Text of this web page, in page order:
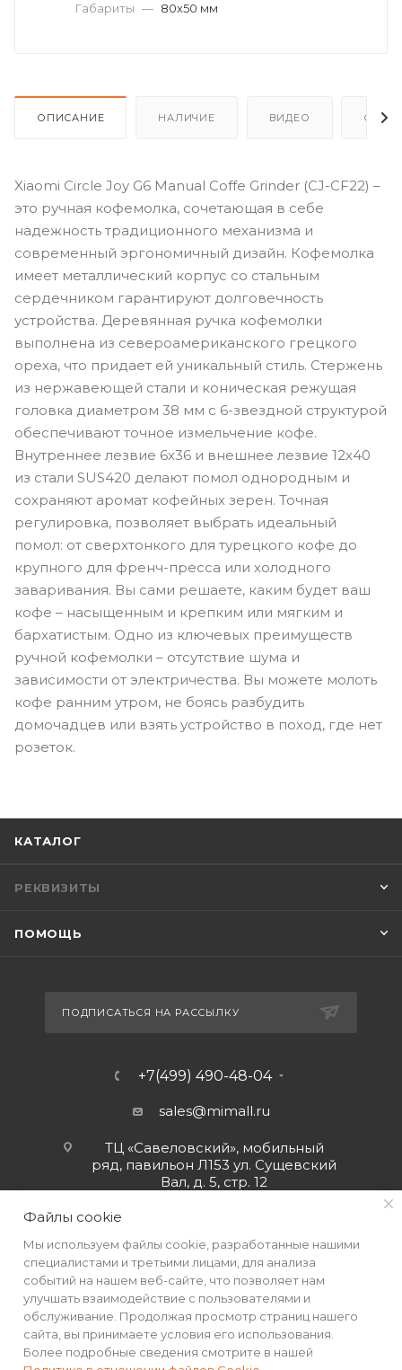
Габариты — 80х50 мм
ОПИСАНИЕ НАЛИЧИЕ ВИДЕО
Xiaomi Circle Joy G6 Manual Coffe Grinder (CJ-CF22) –
это ручная кофемолка, сочетающая в себе
надежность традиционного механизма и
современный эргономичный дизайн. Кофемолка
имеет металлический корпус со стальным
сердечником гарантируют долговечность
устройства. Деревянная ручка кофемолки
выполнена из североамериканского грецкого
ореха, что придает ей уникальный стиль. Стержень
из нержавеющей стали и коническая режущая
головка диаметром 38 мм с 6-звездной структурой
обеспечивают точное измельчение кофе.
Внутреннее лезвие 6х36 и внешнее лезвие 12х40
из стали SUS420 делают помол однородным и
сохраняют аромат кофейных зерен. Точная
регулировка, позволяет выбрать идеальный
помол: от сверхтонкого для турецкого кофе до
крупного для френч-пресса или холодного
заваривания. Вы сами решаете, каким будет ваш
кофе – насыщенным и крепким или мягким и
бархатистым. Одно из ключевых преимуществ
ручной кофемолки – отсутствие шума и
зависимости от электричества. Вы можете молоть
кофе ранним утром, не боясь разбудить
домочадцев или взять устройство в поход, где нет
розеток.
КАТАЛОГ
РЕКВИЗИТЫ
ПОМОЩЬ
ПОДПИСАТЬСЯ НА РАССЫЛКУ
+7(499) 490-48-04
sales@mimall.ru
ТЦ «Савеловский», мобильный
ряд, павильон Л153 ул. Сущевский
Вал, д. 5, стр. 12
Файлы cookie
Мы используем файлы cookie, разработанные нашими
специалистами и третьими лицами, для анализа
событий на нашем веб-сайте, что позволяет нам
улучшать взаимодействие с пользователями и
обслуживание. Продолжая просмотр страниц нашего
сайта, вы принимаете условия его использования.
Более подробные сведения смотрите в нашей